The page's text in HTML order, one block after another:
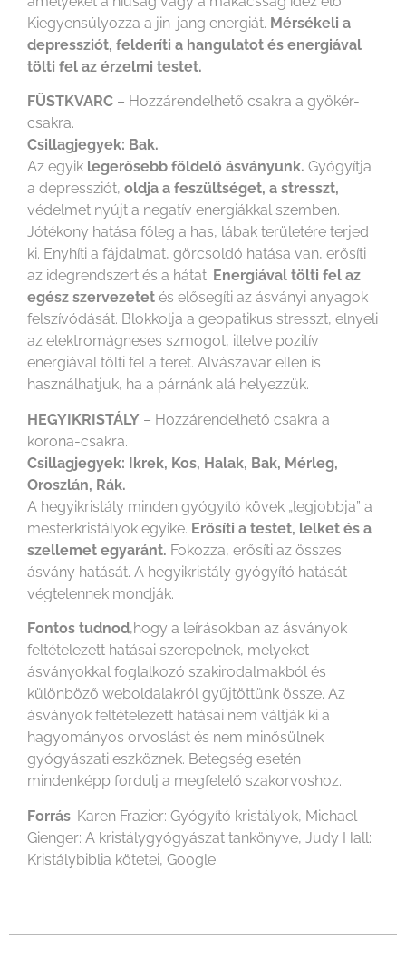
Kiegyensúlyozza a jin-jang energiát. Mérsékeli a
depressziót, felderíti a hangulatot és energiával
tölti fel az érzelmi testet.
FÜSTKVARC – Hozzárendelhető csakra a gyökér-
csakra.
Csillagjegyek: Bak.
Az egyik legerősebb földelő ásványunk. Gyógyítja
a depressziót, oldja a feszültséget, a stresszt,
védelmet nyújt a negatív energiákkal szemben.
Jótékony hatása főleg a has, lábak területére terjed
ki. Enyhíti a fájdalmat, görcsoldó hatása van, erősíti
az idegrendszert és a hátat. Energiával tölti fel az
egész szervezetet és elősegíti az ásványi anyagok
felszívódását. Blokkolja a geopatikus stresszt, elnyeli
az elektromágneses szmogot, illetve pozitív
energiával tölti fel a teret. Alvászavar ellen is
használhatjuk, ha a párnánk alá helyezzük.
HEGYIKRISTÁLY – Hozzárendelhető csakra a
korona-csakra.
Csillagjegyek: Ikrek, Kos, Halak, Bak, Mérleg,
Oroszlán, Rák.
A hegyikristály minden gyógyító kövek „legjobbja” a
mesterkristályok egyike. Erősíti a testet, lelket és a
szellemet egyaránt. Fokozza, erősíti az összes
ásvány hatását. A hegyikristály gyógyító hatását
végtelennek mondják.
Fontos tudnod,hogy a leírásokban az ásványok
feltételezett hatásai szerepelnek, melyeket
ásványokkal foglalkozó szakirodalmakból és
különböző weboldalakról gyűjtöttünk össze. Az
ásványok feltételezett hatásai nem váltják ki a
hagyományos orvoslást és nem minősülnek
gyógyászati eszköznek. Betegség esetén
mindenképp fordulj a megfelelő szakorvoshoz.
Forrás: Karen Frazier: Gyógyító kristályok, Michael
Gienger: A kristálygyógyászat tankönyve, Judy Hall:
Kristálybiblia kötetei, Google.